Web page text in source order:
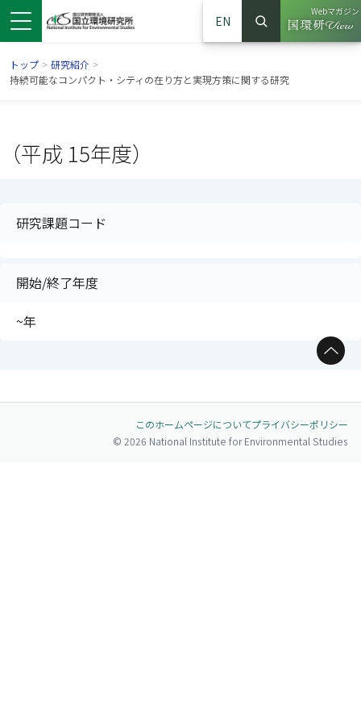
ウで開きます）
ンドウで開きます）
ウインドウで開きます）
EN
サイト内検索
検索
Webマガジン
（別ウイ
トップ > 研究紹介 >
持続可能なコンパクト・シティの在り方と実現方策に関する研究
（平成 15年度）
研究課題コード
開始/終了年度
~年
ページトップへ
このホームページについてプライバシーポリシー
© 2026 National Institute for Environmental Studies